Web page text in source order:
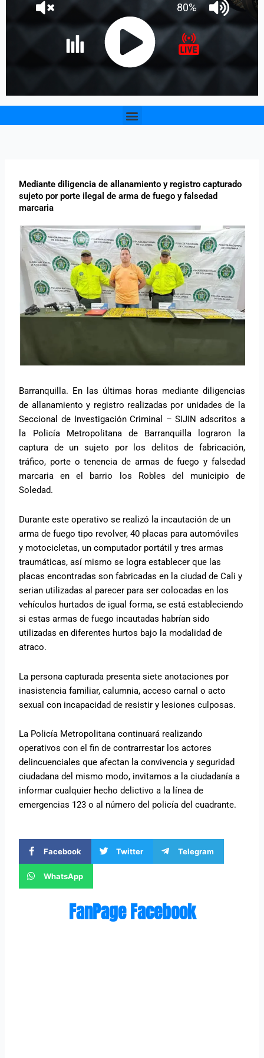
Menu
Mediante diligencia de allanamiento y registro capturado
sujeto por porte ilegal de arma de fuego y falsedad
marcaria
Barranquilla. En las últimas horas mediante diligencias
de allanamiento y registro realizadas por unidades de la
Seccional de Investigación Criminal – SIJIN adscritos a
la Policía Metropolitana de Barranquilla lograron la
captura de un sujeto por los delitos de fabricación,
tráfico, porte o tenencia de armas de fuego y falsedad
marcaria en el barrio los Robles del municipio de
Soledad.
Durante este operativo se realizó la incautación de un
arma de fuego tipo revolver, 40 placas para automóviles
y motocicletas, un computador portátil y tres armas
traumáticas, así mismo se logra establecer que las
placas encontradas son fabricadas en la ciudad de Cali y
serian utilizadas al parecer para ser colocadas en los
vehículos hurtados de igual forma, se está estableciendo
si estas armas de fuego incautadas habrían sido
utilizadas en diferentes hurtos bajo la modalidad de
atraco.
La persona capturada presenta siete anotaciones por
inasistencia familiar, calumnia, acceso carnal o acto
sexual con incapacidad de resistir y lesiones culposas.
La Policía Metropolitana continuará realizando
operativos con el fin de contrarrestar los actores
delincuenciales que afectan la convivencia y seguridad
ciudadana del mismo modo, invitamos a la ciudadanía a
informar cualquier hecho delictivo a la línea de
emergencias 123 o al número del policía del cuadrante.
Facebook Twitter Telegram
WhatsApp
FanPage Facebook